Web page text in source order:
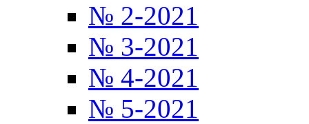
№ 2-2021
№ 3-2021
№ 4-2021
№ 5-2021